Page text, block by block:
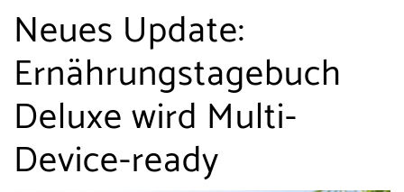
Neues Update:
Ernährungstagebuch
Deluxe wird Multi-
Device-ready